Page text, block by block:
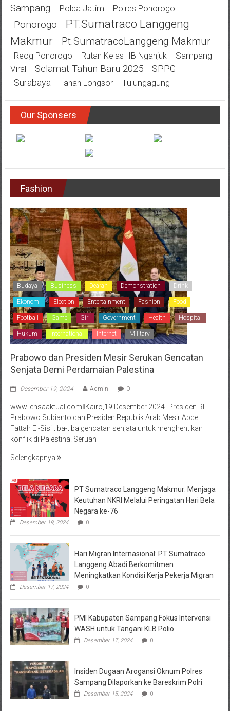
Sampang
Polda Jatim Polres Ponorogo
Ponorogo
PT.Sumatraco Langgeng
Makmur
Pt.SumatracoLanggeng Makmur
Reog Ponorogo Rutan Kelas IIB Nganjuk
Sampang
Viral
Selamat Tahun Baru 2025
SPPG
Surabaya
Tanah Longsor Tulungagung
Our Sponsers
Fashion
Budaya Business Dearah Demonstration Drink
Ekonomi Election Entertainment Fashion Food
Football Game Girl Government Health Hospital
Hukum International Internet Military
Prabowo dan Presiden Mesir Serukan Gencatan
Senjata Demi Perdamaian Palestina
Desember 19, 2024 Admin 0
www.lensaaktual.comǁKairo,19 Desember 2024- Presiden RI
Prabowo Subianto dan Presiden Republik Arab Mesir Abdel
Fattah El-Sisi tiba-tiba gencatan senjata untuk menghentikan
konflik di Palestina. Seruan
Selengkapnya
PT Sumatraco Langgeng Makmur: Menjaga
Keutuhan NKRI Melalui Peringatan Hari Bela
Negara ke-76
Desember 19, 2024 0
Hari Migran Internasional: PT Sumatraco
Langgeng Abadi Berkomitmen
Meningkatkan Kondisi Kerja Pekerja Migran
Desember 17, 2024 0
PMI Kabupaten Sampang Fokus Intervensi
WASH untuk Tangani KLB Polio
Desember 17, 2024 0
Insiden Dugaan Arogansi Oknum Polres
Sampang Dilaporkan ke Bareskrim Polri
Desember 15, 2024 0